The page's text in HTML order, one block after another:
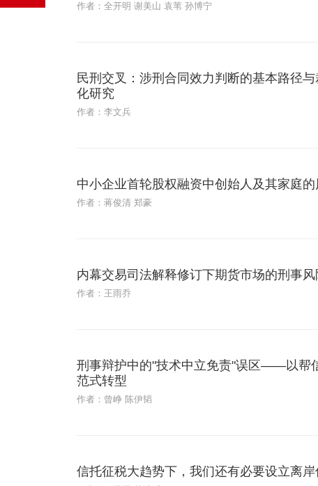
作者：全开明 谢美山 袁苇 孙博宁
民刑交叉：涉刑合同效力判断的基本路径
化研究
作者：李文兵
中小企业首轮股权融资中创始人及其家庭
作者：蒋俊清 郑豪
内幕交易司法解释修订下期货市场的刑事
作者：王雨乔
刑事辩护中的"技术中立免责"误区——以帮
范式转型
作者：曾峥 陈伊韬
信托征税大趋势下，我们还有必要设立离岸